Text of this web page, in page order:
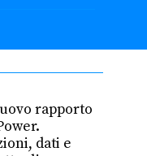
rapporto
dati e